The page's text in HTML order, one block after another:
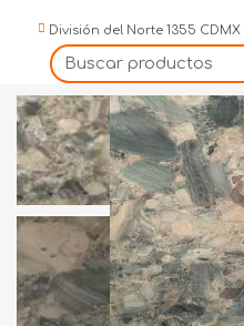
División del Norte 1355 CDMX